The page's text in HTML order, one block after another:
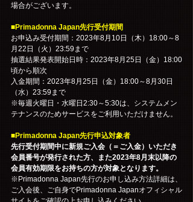
場合がございます。
■Primadonna Japan先行受付期間
お申込み受付期間：2023年8月10日（木）18:00～8
月22日（火）23:59まで
抽選結果発表開始日時：2023年8月25日（金）18:00
頃から順次
入金期間：2023年8月25日（金）18:00～8月30日
（水）23:59まで
※毎週火曜日・水曜日2:30～5:30は、システムメン
テナンスのためサービスをご利用いただけません。
■Primadonna Japan先行申込対象者
先行受付期間中に新規ご入会（＝ご入金）いただき
会員番号が発行された方、また2023年8月末以降の
会員有効期限をお持ちの方が対象となります。
※Primadonna Japan先行のお申し込み方法詳細は、
ご入会後、ご自身でPrimadonna Japanオフィシャル